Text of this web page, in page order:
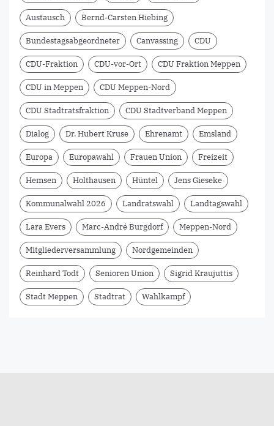
Austausch Bernd-Carsten Hiebing
Bundestagsabgeordneter Canvassing CDU
CDU-Fraktion CDU-vor-Ort CDU Fraktion Meppen
CDU in Meppen CDU Meppen-Nord
CDU Stadtratsfraktion CDU Stadtverband Meppen
Dialog Dr. Hubert Kruse Ehrenamt Emsland
Europa Europawahl Frauen Union Freizeit
Hemsen Holthausen Hüntel Jens Gieseke
Kommunalwahl 2026 Landratswahl Landtagswahl
Lara Evers Marc-André Burgdorf Meppen-Nord
Mitgliederversammlung Nordgemeinden
Reinhard Todt Senioren Union Sigrid Kraujuttis
Stadt Meppen Stadtrat Wahlkampf